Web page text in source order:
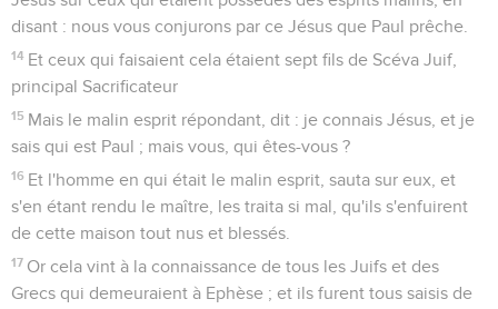
disant : nous vous conjurons par ce Jésus que Paul prêche.
14 Et ceux qui faisaient cela étaient sept fils de Scéva Juif,
principal Sacrificateur
15 Mais le malin esprit répondant, dit : je connais Jésus, et je
sais qui est Paul ; mais vous, qui êtes-vous ?
16 Et l'homme en qui était le malin esprit, sauta sur eux, et
s'en étant rendu le maître, les traita si mal, qu'ils s'enfuirent
de cette maison tout nus et blessés.
17 Or cela vint à la connaissance de tous les Juifs et des
Grecs qui demeuraient à Ephèse ; et ils furent tous saisis de